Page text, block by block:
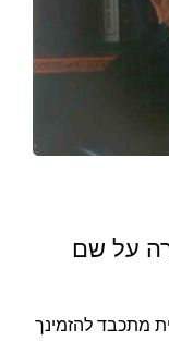
על שם
מתכבד להזמינך